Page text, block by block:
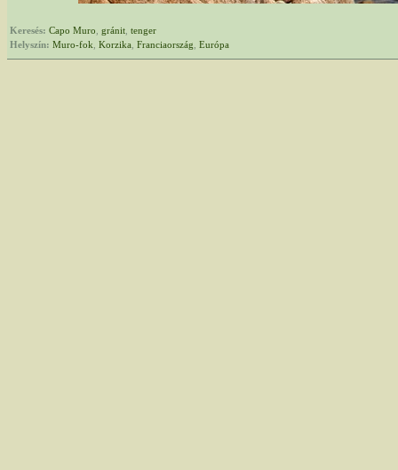
Keresés: Capo Muro gránit tenger
Helyszín: Muro-fok Korzika Franciaország Európa